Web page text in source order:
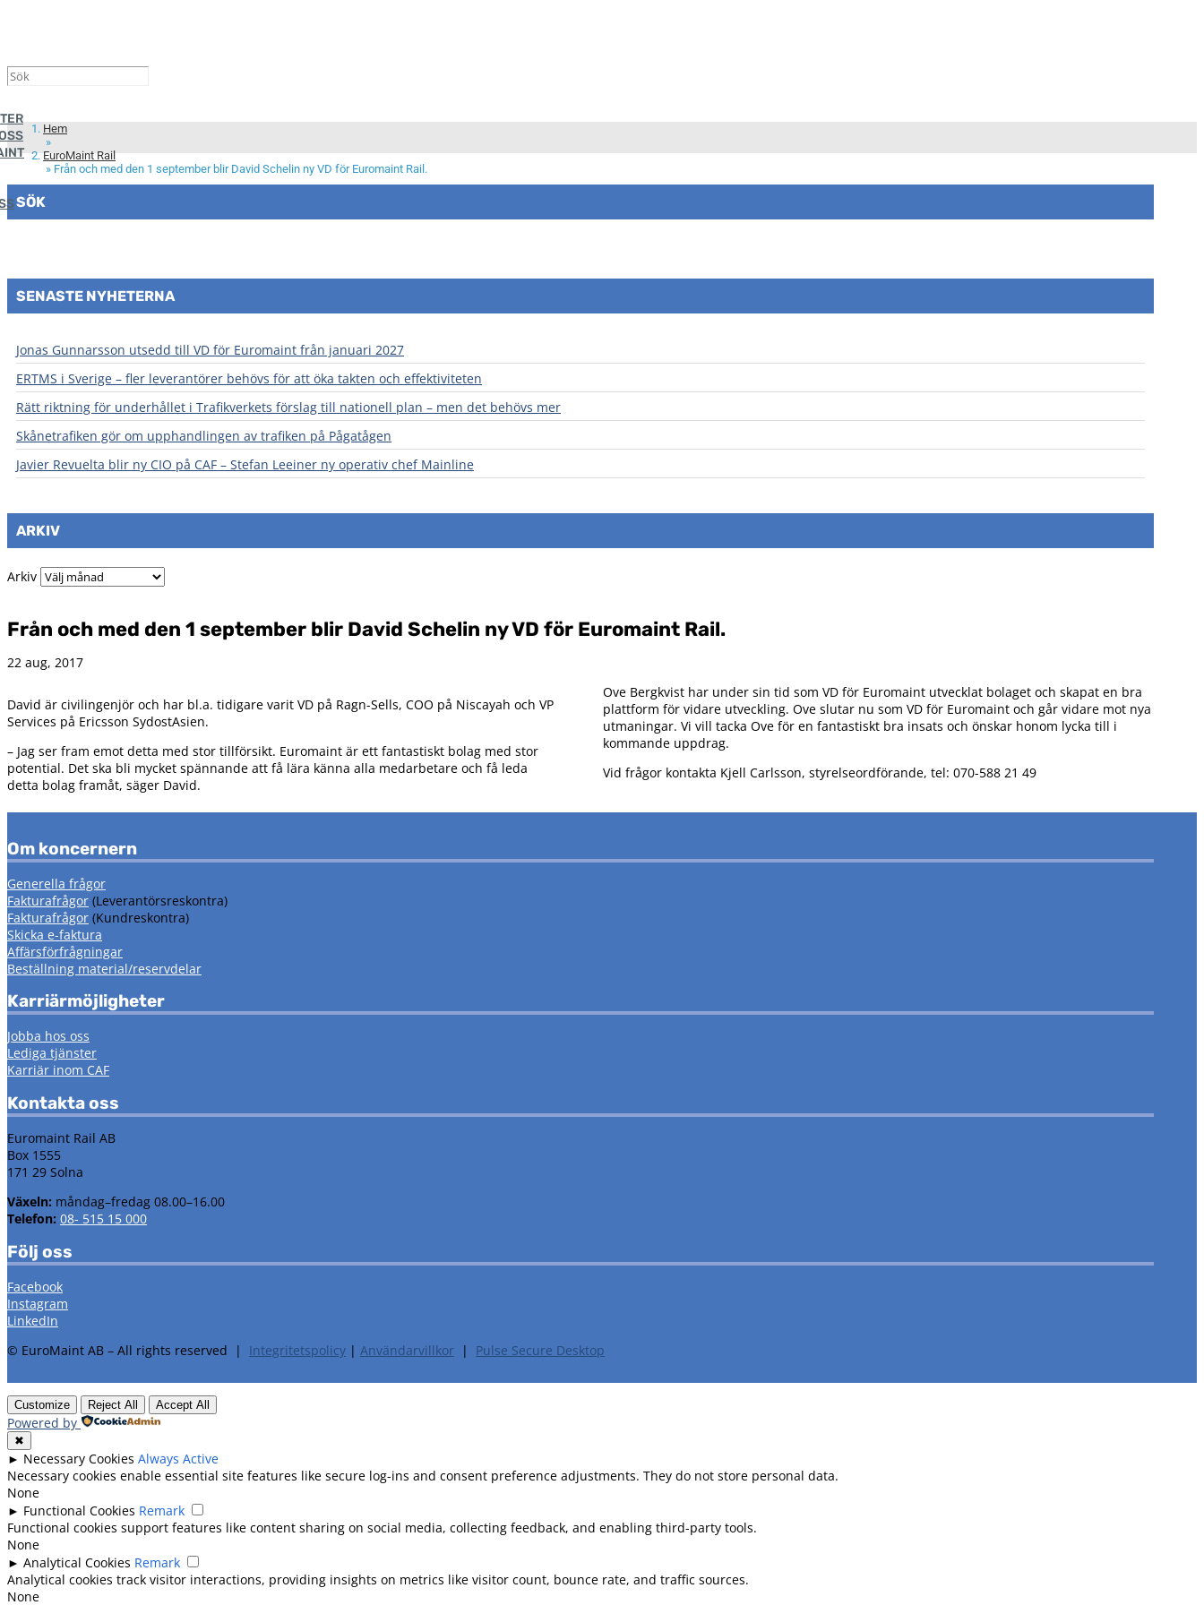
Hem
»
EuroMaint Rail
» Från och med den 1 september blir David Schelin ny VD för Euromaint Rail.
SÖK
SENASTE NYHETERNA
Jonas Gunnarsson utsedd till VD för Euromaint från januari 2027
ERTMS i Sverige – fler leverantörer behövs för att öka takten och effektiviteten
Rätt riktning för underhållet i Trafikverkets förslag till nationell plan – men det behövs mer
Skånetrafiken gör om upphandlingen av trafiken på Pågatågen
Javier Revuelta blir ny CIO på CAF – Stefan Leeiner ny operativ chef Mainline
ARKIV
Arkiv
Från och med den 1 september blir David Schelin ny VD för Euromaint Rail.
22 aug, 2017
David är civilingenjör och har bl.a. tidigare varit VD på Ragn-Sells, COO på Niscayah och VP
Services på Ericsson SydostAsien.
– Jag ser fram emot detta med stor tillförsikt. Euromaint är ett fantastiskt bolag med stor
potential. Det ska bli mycket spännande att få lära känna alla medarbetare och få leda
detta bolag framåt, säger David.
Ove Bergkvist har under sin tid som VD för Euromaint utvecklat bolaget och skapat en bra
plattform för vidare utveckling. Ove slutar nu som VD för Euromaint och går vidare mot nya
utmaningar. Vi vill tacka Ove för en fantastiskt bra insats och önskar honom lycka till i
kommande uppdrag.
Vid frågor kontakta Kjell Carlsson, styrelseordförande, tel: 070-588 21 49
Om koncernern
Generella frågor
Fakturafrågor (Leverantörsreskontra)
Fakturafrågor (Kundreskontra)
Skicka e-faktura
Affärsförfrågningar
Beställning material/reservdelar
Karriärmöjligheter
Jobba hos oss
Lediga tjänster
Karriär inom CAF
Kontakta oss
Euromaint Rail AB
Box 1555
171 29 Solna
Växeln: måndag–fredag 08.00–16.00
Telefon: 08- 515 15 000
Följ oss
Facebook
Instagram
LinkedIn
© EuroMaint AB – All rights reserved | Integritetspolicy | Användarvillkor | Pulse Secure Desktop
Customize Reject All Accept All
Powered by
✖
► Necessary Cookies Always Active
Necessary cookies enable essential site features like secure log-ins and consent preference adjustments. They do not store personal data.
None
► Functional Cookies Remark
Functional cookies support features like content sharing on social media, collecting feedback, and enabling third-party tools.
None
► Analytical Cookies Remark
Analytical cookies track visitor interactions, providing insights on metrics like visitor count, bounce rate, and traffic sources.
None